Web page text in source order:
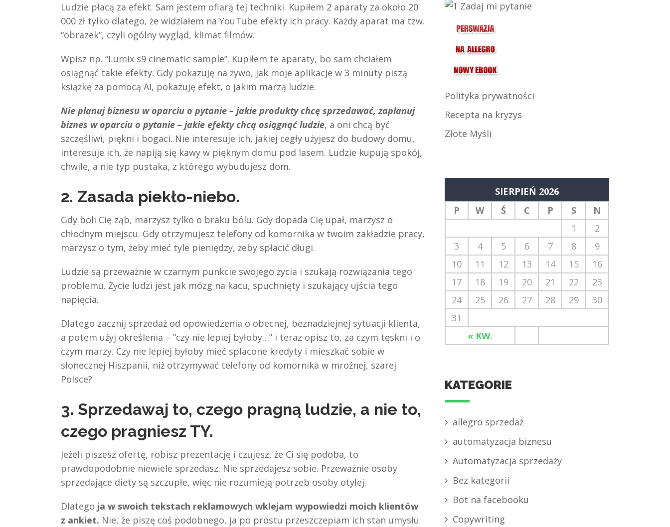
Ludzie płacą za efekt. Sam jestem ofiarą tej techniki. Kupiłem 2 aparaty za około 20
000 zł tylko dlatego, że widziałem na YouTube efekty ich pracy. Każdy aparat ma tzw.
“obrazek”, czyli ogólny wygląd, klimat filmów.
Wpisz np. “Lumix s9 cinematic sample”. Kupiłem te aparaty, bo sam chciałem
osiągnąć takie efekty. Gdy pokazuję na żywo, jak moje aplikacje w 3 minuty piszą
książkę za pomocą AI, pokazuję efekt, o jakim marzą ludzie.
Nie planuj biznesu w oparciu o pytanie – jakie produkty chcę sprzedawać, zaplanuj
biznes w oparciu o pytanie – jakie efekty chcą osiągnąć ludzie, a oni chcą być
szczęśliwi, piękni i bogaci. Nie interesuje ich, jakiej cegły użyjesz do budowy domu,
interesuje ich, że napiją się kawy w pięknym domu pod lasem. Ludzie kupują spokój,
chwile, a nie typ pustaka, z którego wybudujesz dom.
2. Zasada piekło-niebo.
Gdy boli Cię ząb, marzysz tylko o braku bólu. Gdy dopada Cię upał, marzysz o
chłodnym miejscu. Gdy otrzymujesz telefony od komornika w twoim zakładzie pracy,
marzysz o tym, żeby mieć tyle pieniędzy, żeby spłacić długi.
Ludzie są przeważnie w czarnym punkcie swojego życia i szukają rozwiązania tego
problemu. Życie ludzi jest jak mózg na kacu, spuchnięty i szukający ujścia tego
napięcia.
Dlatego zacznij sprzedaż od opowiedzenia o obecnej, beznadziejnej sytuacji klienta,
a potem użyj określenia – “czy nie lepiej byłoby…” i teraz opisz to, za czym tęskni i o
czym marzy. Czy nie lepiej byłoby mieć spłacone kredyty i mieszkać sobie w
słonecznej Hiszpanii, niż otrzymywać telefony od komornika w mroźnej, szarej
Polsce?
3. Sprzedawaj to, czego pragną ludzie, a nie to,
czego pragniesz TY.
Jeżeli piszesz ofertę, robisz prezentację i czujesz, że Ci się podoba, to
prawdopodobnie niewiele sprzedasz. Nie sprzedajesz sobie. Przeważnie osoby
sprzedające diety są szczupłe, więc nie rozumieją potrzeb osoby otyłej.
Dlatego ja w swoich tekstach reklamowych wklejam wypowiedzi moich klientów
z ankiet. Nie, że piszę coś podobnego, ja po prostu przeszczepiam ich stan umysłu
Polityka prywatności
Recepta na kryzys
Złote Myśli
SIERPIEŃ 2026
P
W Ś C P S N
« KW.
1
2
3
4 5 6 7 8
9
10
11 12 13 14 15
16
17
18 19 20 21 22
23
24
25 26 27 28 29
30
31
KATEGORIE
allegro sprzedaż
automatyzacja biznesu
Automatyzacja sprzedaży
Bez kategorii
Bot na facebooku
Copywriting